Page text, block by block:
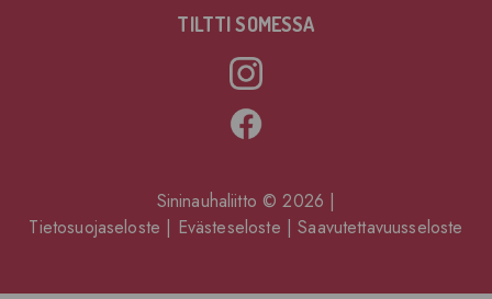
TILTTI SOMESSA
Sininauhaliitto © 2026 |
Tietosuojaseloste | Evästeseloste |Saavutettavuusseloste